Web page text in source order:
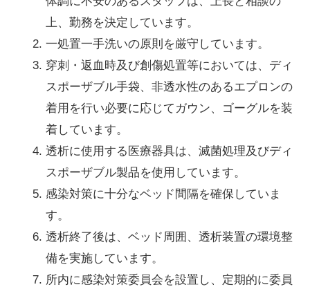
上、勤務を決定しています。
一処置一手洗いの原則を厳守しています。
穿刺・返血時及び創傷処置等においては、ディ
スポーザブル手袋、非透水性のあるエプロンの
着用を行い必要に応じてガウン、ゴーグルを装
着しています。
透析に使用する医療器具は、滅菌処理及びディ
スポーザブル製品を使用しています。
感染対策に十分なベッド間隔を確保していま
す。
透析終了後は、ベッド周囲、透析装置の環境整
備を実施しています。
所内に感染対策委員会を設置し、定期的に委員